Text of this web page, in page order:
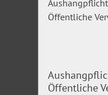
Öffentliche